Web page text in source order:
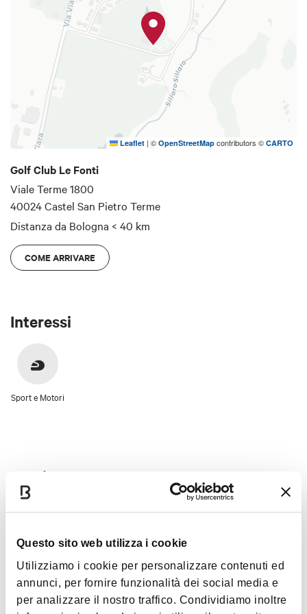
Questo sito web utilizza i cookie
Utilizziamo i cookie per personalizzare contenuti ed
annunci, per fornire funzionalità dei social media e
per analizzare il nostro traffico. Condividiamo inoltre
da ricordare. Al suo interno ospita
Le Fonti Golf
Academyche organizza, con moderne strutture di
apprendimento, golf clinic individuali e collettive
particolarmente dedicate ai turisti stranieri con
insegnanti di lingua inglese.
Guarda la scheda tecnica
qui.
Leaflet | © OpenStreetMap contributors © CARTO
Golf Club Le Fonti
Viale Terme 1800
40024 Castel San Pietro Terme
Distanza da Bologna < 40 km
COME ARRIVARE
Interessi
Sport e Motori
Orari
- Tel:(+39) 051-6951958; E-mail:info@golfclublefonti.it
Immagini